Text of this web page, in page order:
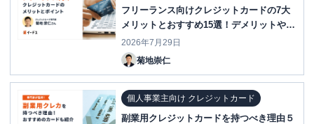
フリーランス向けクレジットカードの7大
メリットとおすすめ15選！デメリットや選
び方まで解説
2026年7月29日
菊地崇仁
個人事業主向け クレジットカード
副業用クレジットカードを持つべき理由５